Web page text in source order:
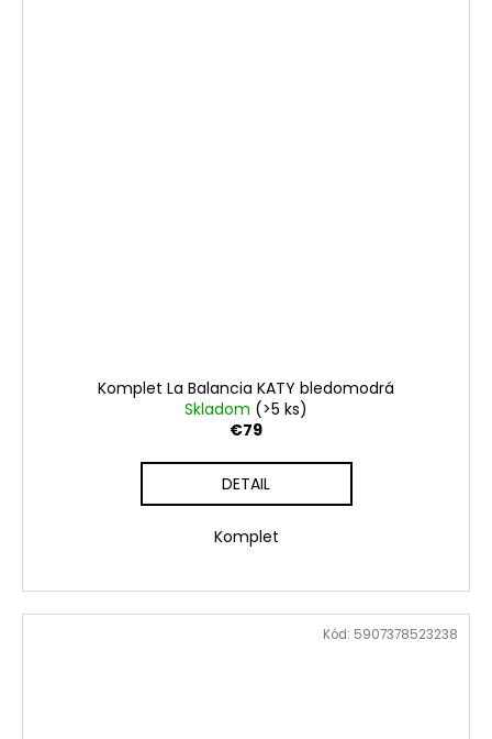
Komplet La Balancia KATY bledomodrá
Skladom (>5 ks)
€79
DETAIL
Komplet
Kód: 5907378523238